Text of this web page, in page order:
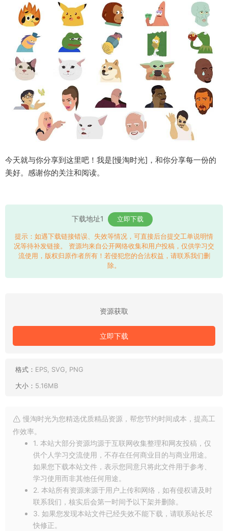
今天就与你分享到这里吧！我是[慢淘时光]，和你分享每一份的
美好。感谢你的关注和阅读。
下载地址1 立即下载
提示：如遇下载链接错误、失效等情况，可直接后台提交工单说明情
况等待补发链接。 资源均来自公开网络收集和用户投稿，仅供学习交
流使用，版权归原作者所有！若侵犯您的合法权益，请联系我们删
除。
资源获取
立即下载
格式： EPS, SVG, PNG
大小： 5.16MB
慢淘时光为您精选优质精品资源，帮您节约时间成本，提高工
作效率。
1. 本站大部分资源均源于互联网收集整理和网友投稿，仅
供个人学习交流使用，不存在任何商业目的与商业用途。
如果您下载本站文件，表示您同意只将此文件用于参考、
学习使用而非其他任何用途。
2. 本站所有资源来源于用户上传和网络，如有侵权请及时
联系我们，核实后会第一时间予以下架并删除。
3. 如果您发现本站文件已经失效不能下载，请联系站长尽
快修正。